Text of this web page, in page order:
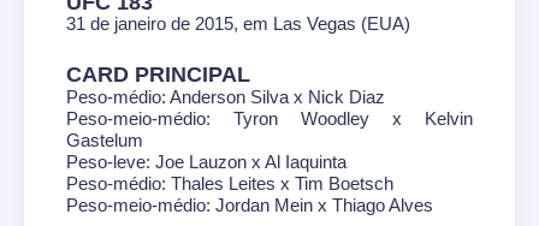
31 de janeiro de 2015, em Las Vegas (EUA)
CARD PRINCIPAL
Peso-médio: Anderson Silva x Nick Diaz
Peso-meio-médio: Tyron Woodley x Kelvin
Gastelum
Peso-leve: Joe Lauzon x Al Iaquinta
Peso-médio: Thales Leites x Tim Boetsch
Peso-meio-médio: Jordan Mein x Thiago Alves